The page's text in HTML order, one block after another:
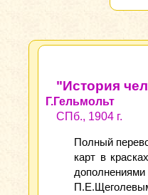
"История
Г.Гельмольт
СПб., 1904 г.
Полный
карт в